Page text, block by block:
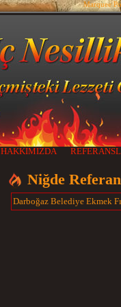
HAKKIMIZDA
Niğde
Darboğaz Belediye Ekmek
Marquee